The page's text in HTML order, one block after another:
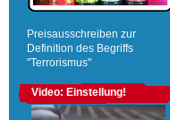
Preisausschreiben zur
Definition des Begriffs
"Terrorismus"
Video: Einstellung!